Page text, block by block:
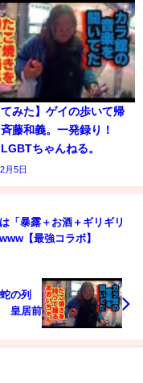
てみた】ゲイの歩いて帰
斉藤和義。一発録り！
ちゃんねる。
月5日
「暴露＋お酒＋ギリギリ
【最強コラボ】
蛇の列
皇居前